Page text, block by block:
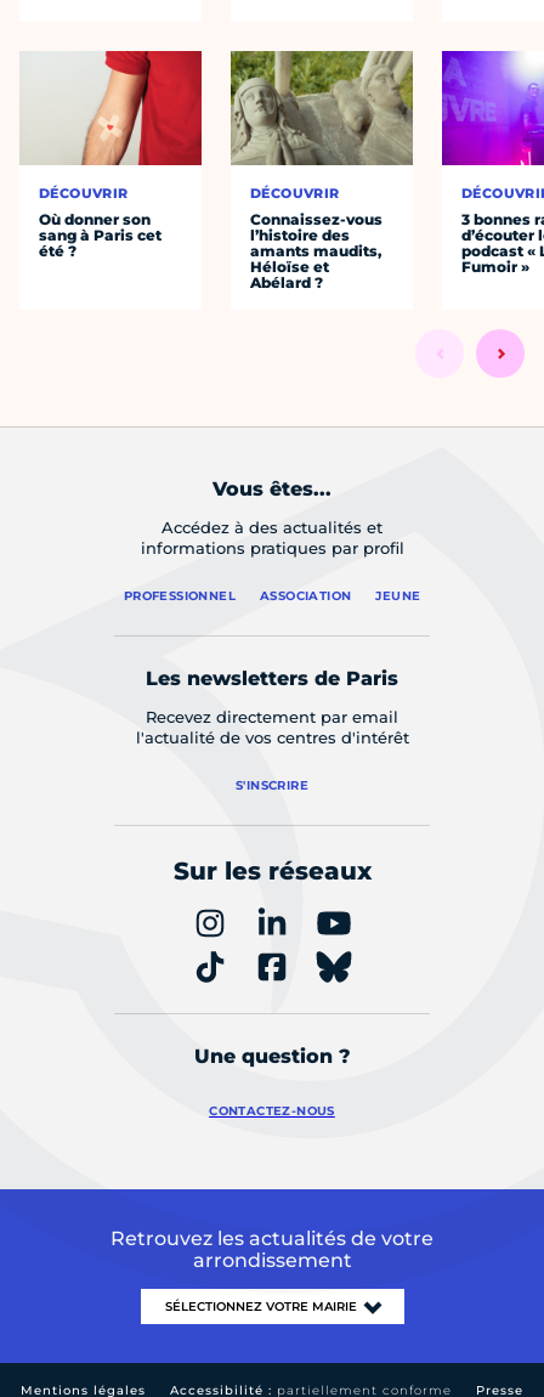
DÉCOUVRIR
Où donner son
sang à Paris cet
été ?
DÉCOUVRIR
Connaissez-vous
l’histoire des
amants maudits,
Héloïse et
Abélard ?
3 bonnes
d’écouter
podcast «
Fumoir »
Vous êtes...
Accédez à des actualités et
informations pratiques par profil
PROFESSIONNEL ASSOCIATION JEUNE
Les newsletters de Paris
Recevez directement par email
l'actualité de vos centres d'intérêt
S'INSCRIRE
Sur les réseaux
Une question ?
CONTACTEZ-NOUS
Retrouvez les actualités de votre
arrondissement
Mentions légales Accessibilité : partiellement conforme Presse